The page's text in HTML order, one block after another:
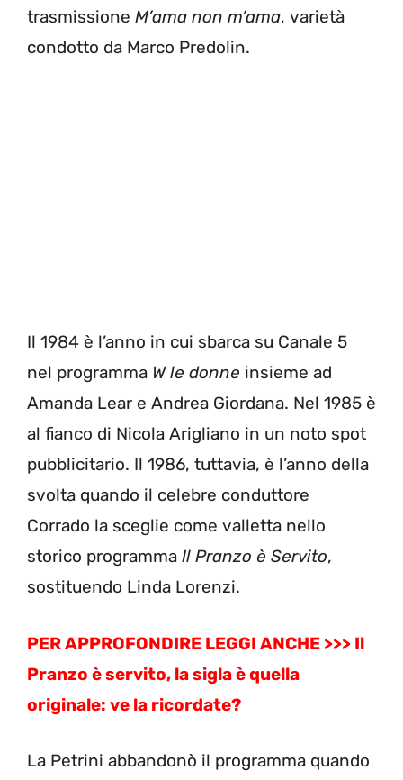
trasmissione M’ama non m’ama, varietà
condotto da Marco Predolin.
Il 1984 è l’anno in cui sbarca su Canale 5
nel programma W le donne insieme ad
Amanda Lear e Andrea Giordana. Nel 1985 è
al fianco di Nicola Arigliano in un noto spot
pubblicitario. Il 1986, tuttavia, è l’anno della
svolta quando il celebre conduttore
Corrado la sceglie come valletta nello
storico programma Il Pranzo è Servito,
sostituendo Linda Lorenzi.
PER APPROFONDIRE LEGGI ANCHE >>> Il
Pranzo è servito, la sigla è quella
originale: ve la ricordate?
La Petrini abbandonò il programma quando